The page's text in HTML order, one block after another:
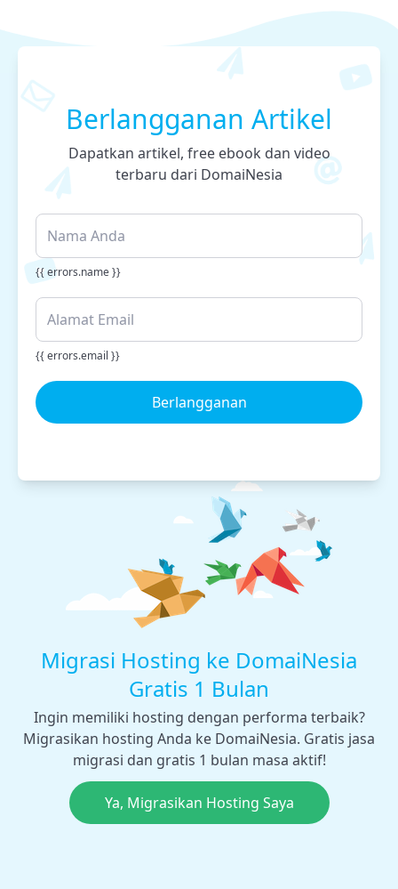
Berlangganan Artikel
Dapatkan artikel, free ebook dan video
terbaru dari DomaiNesia
{{ errors.name }}
{{ errors.email }}
Berlangganan
Migrasi Hosting ke DomaiNesia
Gratis 1 Bulan
Ingin memiliki hosting dengan performa terbaik?
Migrasikan hosting Anda ke DomaiNesia. Gratis jasa
migrasi dan gratis 1 bulan masa aktif!
Ya, Migrasikan Hosting Saya